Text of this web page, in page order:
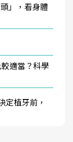
」，看身體
適當？科學
定植牙前，